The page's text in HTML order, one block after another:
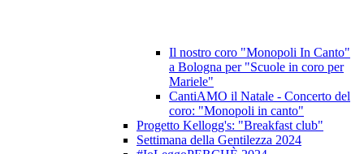
Il nostro coro "Monopoli In Canto"
a Bologna per "Scuole in coro per
Mariele"
CantiAMO il Natale - Concerto del
coro: "Monopoli in canto"
Progetto Kellogg's: "Breakfast club"
Settimana della Gentilezza 2024